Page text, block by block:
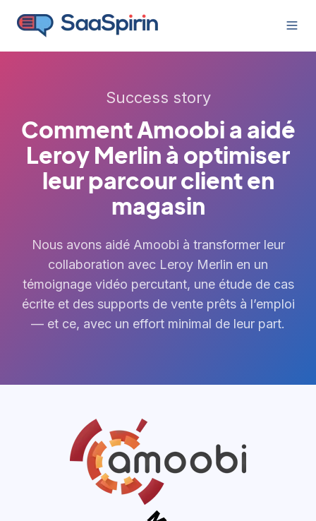
Success story
Comment Amoobi a aidé
Leroy Merlin à optimiser
leur parcour client en
magasin
Nous avons aidé Amoobi à transformer leur
collaboration avec Leroy Merlin en un
témoignage vidéo percutant, une étude de cas
écrite et des supports de vente prêts à l’emploi
— et ce, avec un effort minimal de leur part.